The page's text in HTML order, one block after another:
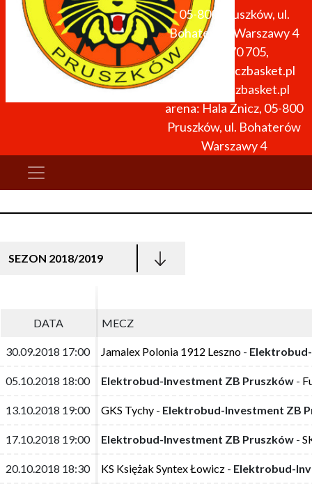
05-800 Pruszków, ul.
Bohaterów Warszawy 4
691 270 705,
zarzad@zniczbasket.pl
http://zniczbasket.pl
arena: Hala Znicz, 05-800
Pruszków, ul. Bohaterów
Warszawy 4
SEZON 2018/2019
DATA MECZ
30.09.2018 17:00 Jamalex Polonia 1912 Leszno -
05.10.2018 18:00 Elektrobud-Investment ZB Pruszków -
13.10.2018 19:00 GKS Tychy - Elektrobud-Investment ZB
17.10.2018 19:00 Elektrobud-Investment ZB Pruszków -
20.10.2018 18:30 KS Księżak Syntex Łowicz - Elektrobud-
DATA MECZ
30.09.2018 17:00 Jamalex Polonia 1912 Leszno -
05.10.2018 18:00 Elektrobud-Investment ZB Pruszków -
13.10.2018 19:00 GKS Tychy - Elektrobud-Investment ZB
17.10.2018 19:00 Elektrobud-Investment ZB Pruszków -
20.10.2018 18:30 KS Księżak Syntex Łowicz - Elektrobud-